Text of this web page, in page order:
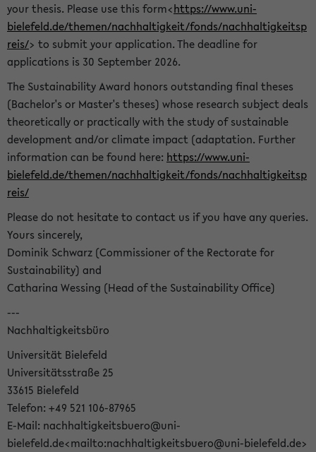
your thesis. Please use this form<https://www.uni-
bielefeld.de/themen/nachhaltigkeit/fonds/nachhaltigkeitsp
reis/> to submit your application. The deadline for
applications is 30 September 2026.
The Sustainability Award honors outstanding final theses
(Bachelor's or Master's theses) whose research subject deals
theoretically or practically with the study of sustainable
development and/or climate impact (adaptation. Further
information can be found here: https://www.uni-
bielefeld.de/themen/nachhaltigkeit/fonds/nachhaltigkeitsp
reis/
Please do not hesitate to contact us if you have any queries.
Yours sincerely,
Dominik Schwarz (Commissioner of the Rectorate for
Sustainability) and
Catharina Wessing (Head of the Sustainability Office)
---
Nachhaltigkeitsbüro
Universität Bielefeld
Universitätsstraße 25
33615 Bielefeld
Telefon: +49 521 106-87965
E-Mail: nachhaltigkeitsbuero@uni-
bielefeld.de<mailto:nachhaltigkeitsbuero@uni-bielefeld.de>